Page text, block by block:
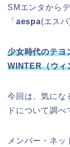
SMエンタから
「 aespa(エスパ
少女時代のテヨ
WINTER（ウィ
今回は、気にな
ドについて調べ
メンバー・ネッ